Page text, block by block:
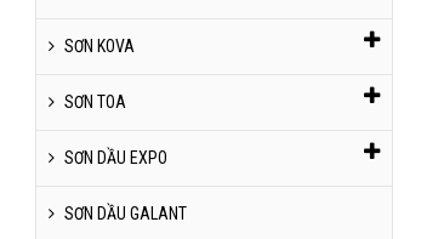
SƠN KOVA
SƠN TOA
SƠN DẦU EXPO
SƠN DẦU GALANT